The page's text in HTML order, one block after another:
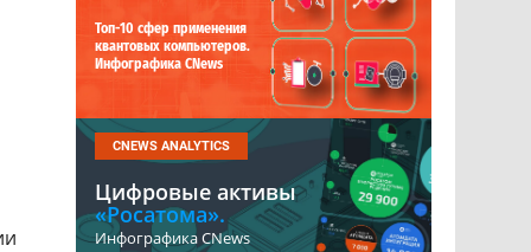
Топ-10 сфер применения
квантовых компьютеров.
Инфографика CNews
CNEWS ANALYTICS
Цифровые активы
«Росатома».
Инфографика CNews